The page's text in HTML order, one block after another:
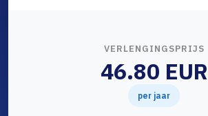
VERLENGINGSPRIJS
46.80 EUR
per jaar